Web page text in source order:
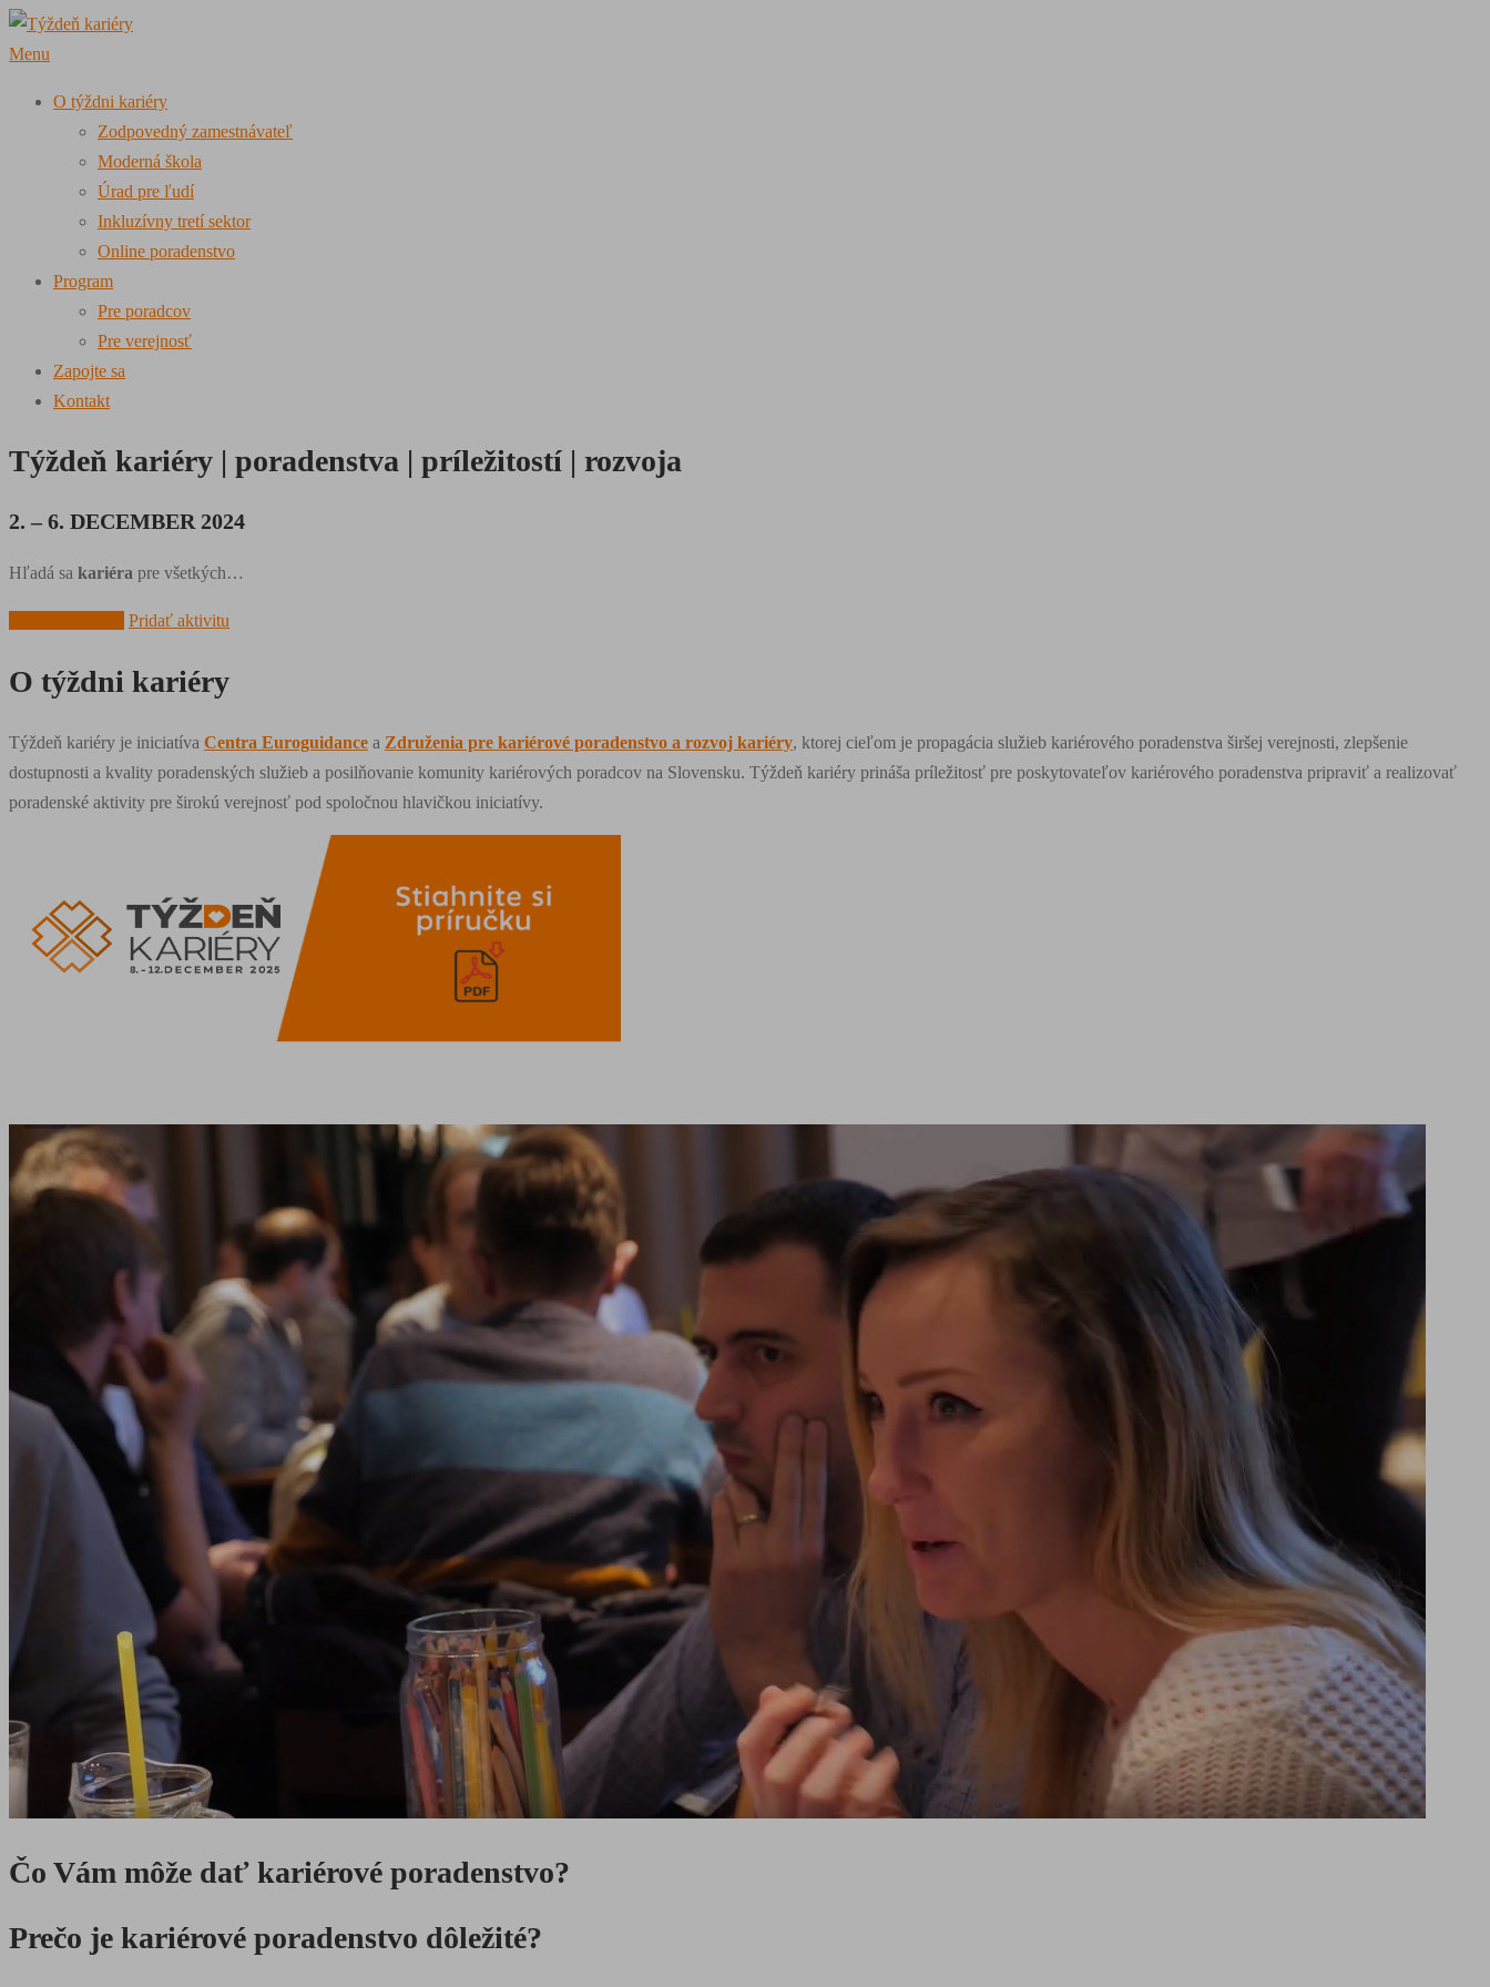
Prejsť
na
Menu
O týždni kariéry
Zodpovedný zamestnávateľ
Moderná škola
Úrad pre ľudí
Inkluzívny tretí sektor
Online poradenstvo
Program
Pre poradcov
Pre verejnosť
Zapojte sa
Kontakt
Týždeň kariéry | poradenstva | príležitostí | rozvoja
2. – 6. DECEMBER 2024
Hľadá sa kariéra pre všetkých…
Pridať aktivitu
O týždni kariéry
Týždeň kariéry je iniciatíva Centra Euroguidance a Združenia pre kariérové poradenstvo a rozvoj kariéry, ktorej cieľom je propagácia služieb kariérového poradenstva širšej verejnosti, zlepšenie
dostupnosti a kvality poradenských služieb a posilňovanie komunity kariérových poradcov na Slovensku. Týždeň kariéry prináša príležitosť pre poskytovateľov kariérového poradenstva pripraviť a realizovať
poradenské aktivity pre širokú verejnosť pod spoločnou hlavičkou iniciatívy.
Čo Vám môže dať kariérové poradenstvo?
Prečo je kariérové poradenstvo dôležité?